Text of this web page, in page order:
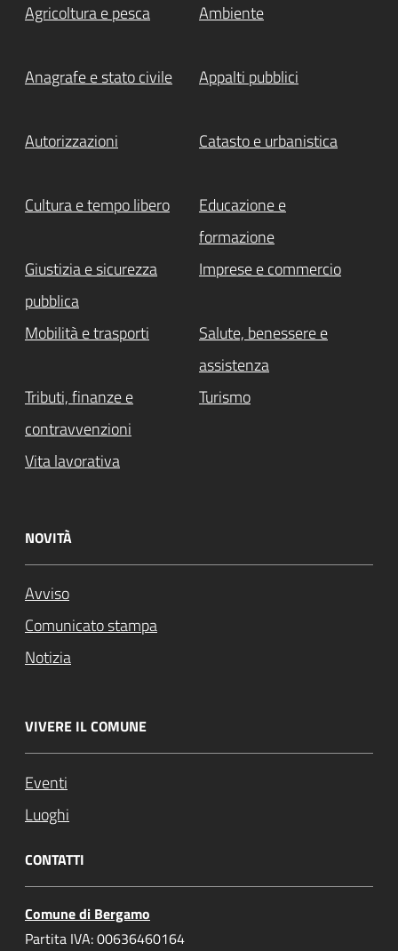
Agricoltura e pesca Ambiente
Anagrafe e stato civile Appalti pubblici
Autorizzazioni Catasto e urbanistica
Cultura e tempo libero
Educazione e
formazione
Giustizia e sicurezza
pubblica
Imprese e commercio
Mobilità e trasporti
Salute, benessere e
assistenza
Tributi, finanze e
contravvenzioni
Turismo
Vita lavorativa
NOVITÀ
Avviso
Comunicato stampa
Notizia
VIVERE IL COMUNE
Eventi
Luoghi
CONTATTI
Comune di Bergamo
Partita IVA: 00636460164